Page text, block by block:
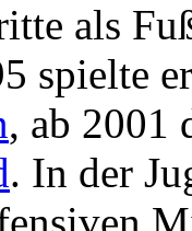
als
spielte
, ab 2001
. In der